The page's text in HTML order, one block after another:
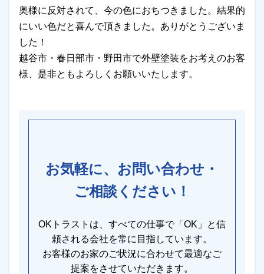
奥様に反対されて、今の色におちつきました。結果的
にいい色だと喜んで頂きました。ありがとうございま
した！
越谷市・春日部市・野田市で外壁塗装をお考えのお客
様、是非ともよろしくお願いいたします。
お気軽に、お問い合わせ・
ご相談ください！
OKトラストは、すべての仕事で「OK」と信
頼される会社を常に目指しています。
お客様のお家のご状況に合わせて最適なご
提案をさせていただきます。